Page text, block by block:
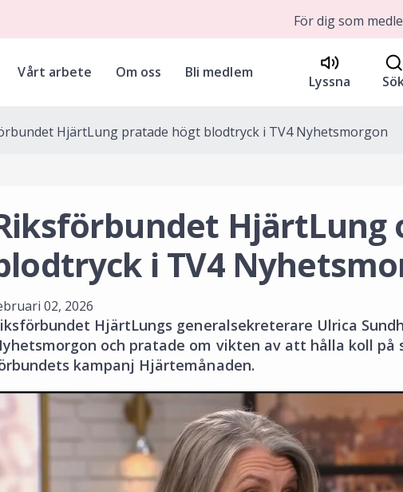
För dig som
Vårt arbete Om oss Bli medlem
Lyssna
HjärtLung pratade högt blodtryck i TV4 Nyhetsmorgon
HjärtLung
i TV4
02, 2026
HjärtLungs generalsekreterare Ulrica
och pratade om vikten av att hålla koll på
kampanj Hjärtemånaden.